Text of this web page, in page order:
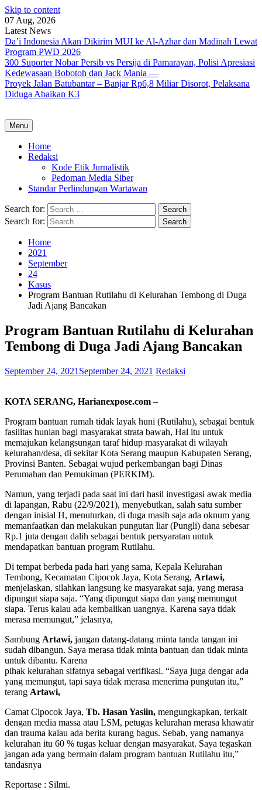
Skip to content
07 Aug, 2026
Latest News
Da’i Indonesia Akan Dikirim MUI ke Al-Azhar dan Madinah Lewat
Program PWD 2026
300 Suporter Nobar Persib vs Persija di Pamarayan, Polisi Apresiasi
Kedewasaan Bobotoh dan Jack Mania —
Proyek Jalan Batubantar – Banjar Rp6,8 Miliar Disorot, Pelaksana
Diduga Abaikan K3
Menu
Home
Redaksi
Kode Etik Jurnalistik
Pedoman Media Siber
Standar Perlindungan Wartawan
Search for:
Search for:
Home
2021
September
24
Kasus
Program Bantuan Rutilahu di Kelurahan Tembong di Duga
Jadi Ajang Bancakan
Program Bantuan Rutilahu di Kelurahan
Tembong di Duga Jadi Ajang Bancakan
September 24, 2021 September 24, 2021 Redaksi
KOTA SERANG, Harianexpose.com –
Program bantuan rumah tidak layak huni (Rutilahu), sebagai bentuk
fasilitas hunian bagi masyarakat strata bawah, Hal itu untuk
memajukan kelangsungan taraf hidup masyarakat di wilayah
kelurahan/desa, di sekitar Kota Serang maupun Kabupaten Serang,
Provinsi Banten. Sebagai wujud perkembangan bagi Dinas
Perumahan dan Pemukiman (PERKIM).
Namun, yang terjadi pada saat ini dari hasil investigasi awak media
di lapangan, Rabu (22/9/2021), menyebutkan, salah satu sumber
dengan inisial H, menuturkan, di duga masih saja ada oknum yang
memanfaatkan dan melakukan pungutan liar (Pungli) dana sebesar
Rp.1 juta dengan dalih sebagai bentuk persyaratan untuk
mendapatkan bantuan program Rutilahu.
Di tempat berbeda pada hari yang sama, Kepala Kelurahan
Tembong, Kecamatan Cipocok Jaya, Kota Serang, Artawi,
menjelaskan, silahkan langsung ke masyarakat saja, yang merasa
dipungut siapa saja. “Yang dipungut siapa dan yang memungut
siapa. Terus kalau ada kembalikan uangnya. Karena saya tidak
merasa memungut,” jelasnya,
Sambung Artawi, jangan datang-datang minta tanda tangan ini
sudah dibangun. Saya merasa tidak minta bantuan dan tidak minta
untuk dibantu. Karena
pihak kelurahan sifatnya sebagai verifikasi. “Saya juga dengar ada
yang memungut, tapi saya tidak merasa menerima pungutan itu,”
terang Artawi,
Camat Cipocok Jaya, Tb. Hasan Yasiin, mengungkapkan, terkait
dengan media massa atau LSM, petugas kelurahan merasa khawatir
dan trauma kalau ada berita kurang bagus. Sebab, yang namanya
kelurahan itu 60 % tugas keluar dengan masyarakat. Saya tegaskan
jangan ada yang bermain dalam program bantuan Rutilahu itu,”
tandasnya
Reportase : Silmi.